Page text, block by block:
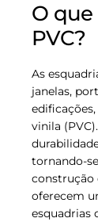
O que
PVC?
As
janelas,
vinila
tornando-
construção
oferecem
esquadrias